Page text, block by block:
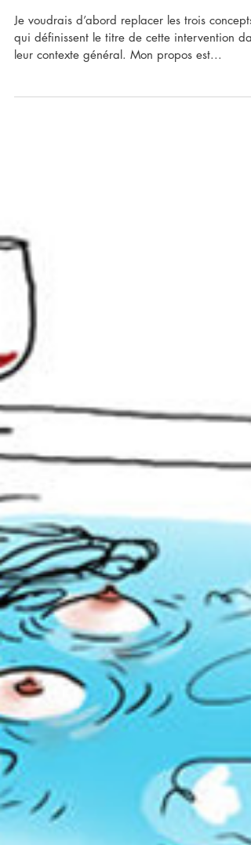
Appartenance, violence
et territoire
Je voudrais d’abord replacer les trois concepts